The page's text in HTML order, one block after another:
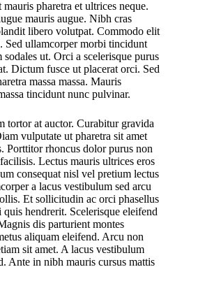
pharetra et ultrices neque.
mauris augue. Nibh cras
libero volutpat. Commodo elit
Sed ullamcorper morbi tincidunt
ut. Orci a scelerisque purus
Dictum fusce ut placerat orci. Sed
massa massa. Mauris
tincidunt nunc pulvinar.
tortor at auctor. Curabitur gravida
vulputate ut pharetra sit amet
Porttitor rhoncus dolor purus non
Lectus mauris ultrices eros
consequat nisl vel pretium lectus
a lacus vestibulum sed arcu
Et sollicitudin ac orci phasellus
quis hendrerit. Scelerisque eleifend
dis parturient montes
aliquam eleifend. Arcu non
sit amet. A lacus vestibulum
Ante in nibh mauris cursus mattis